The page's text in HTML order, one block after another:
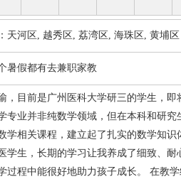
天河区, 越秀区, 荔湾区, 海珠区, 黄埔区
暑假都有去兼职家教
，目前是广州医科大学研三的学生，
专业并非纯数学领域，但在本科和研
学相关课程，建立起了扎实的数学知
学生，长期的学习让我养成了细致、
过程中能很好地助力孩子成长。 在教